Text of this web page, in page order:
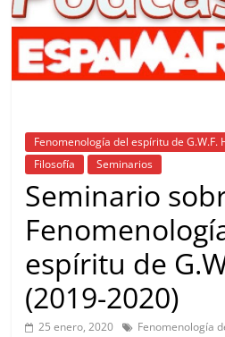
Fenomenología del espíritu de G.W.F.
Filosofía
Seminarios
Seminario
espíritu de
(2019-2020)
25 enero, 2020 Fenomenología